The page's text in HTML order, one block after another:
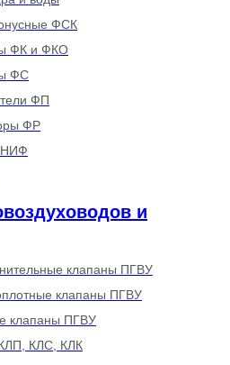
ФСК
ФК и ФКО
ФС
ФП
ФР
НИФ
и
клапаны ПГВУ
клапаны ПГВУ
клапаны ПГВУ
КЛС, КЛК